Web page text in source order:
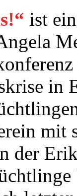
ist
in
mit
der